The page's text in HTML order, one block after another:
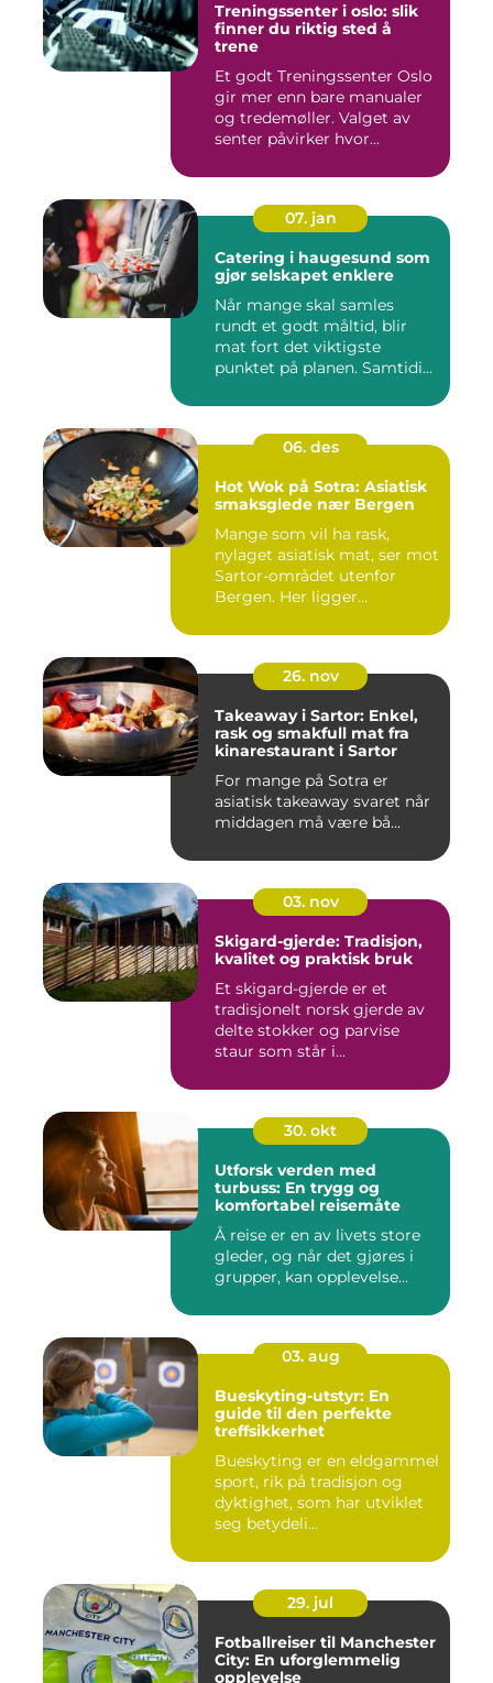
Treningssenter i oslo: slik
finner du riktig sted å
trene
Et godt Treningssenter Oslo
gir mer enn bare manualer
og tredemøller. Valget av
senter påvirker hvor...
07. jan
Catering i haugesund som
gjør selskapet enklere
Når mange skal samles
rundt et godt måltid, blir
mat fort det viktigste
punktet på planen. Samtidig
06. des
Hot Wok på Sotra: Asiatisk
smaksglede nær Bergen
Mange som vil ha rask,
nylaget asiatisk mat, ser mot
Sartor-området utenfor
Bergen. Her ligger...
26. nov
Takeaway i Sartor: Enkel,
rask og smakfull mat fra
kinarestaurant i Sartor
For mange på Sotra er
asiatisk takeaway svaret når
middagen må være bå...
03. nov
Skigard-gjerde: Tradisjon,
kvalitet og praktisk bruk
Et skigard-gjerde er et
tradisjonelt norsk gjerde av
delte stokker og parvise
staur som står i...
30. okt
Utforsk verden med
turbuss: En trygg og
komfortabel reisemåte
Å reise er en av livets store
gleder, og når det gjøres i
grupper, kan opplevelse...
03. aug
Bueskyting-utstyr: En
guide til den perfekte
treffsikkerhet
Bueskyting er en eldgammel
sport, rik på tradisjon og
dyktighet, som har utviklet
seg betydeli...
29. jul
Fotballreiser til Manchester
City: En uforglemmelig
opplevelse